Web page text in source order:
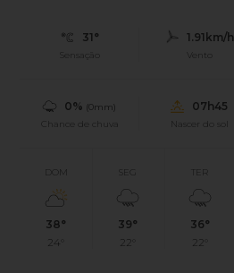
31°
Sensação
1.91km/h
Vento
0% (0mm)
Chance de chuva
07h45
Nascer do sol
DOM
38°
24°
SEG
39°
22°
TER
36°
22°